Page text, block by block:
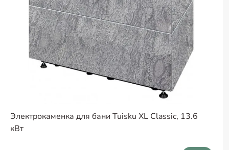
Электрокаменка для бани Tuisku XL Classic, 13.6
кВт